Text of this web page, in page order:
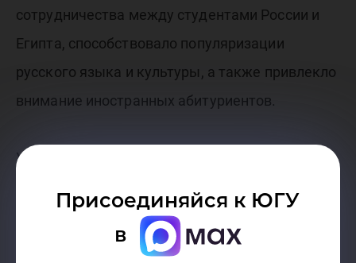
Присоединяйся к ЮГУ
в
сотрудничества между студентами России и
Египта, способствовало популяризации
русского языка и культуры, а также привлекло
внимание иностранных абитуриентов.
Участниками встречи стали студентов
Валерия, Кушакова Арина, Веретельникова
Ксения, Комиссарова Надежда, Филатова